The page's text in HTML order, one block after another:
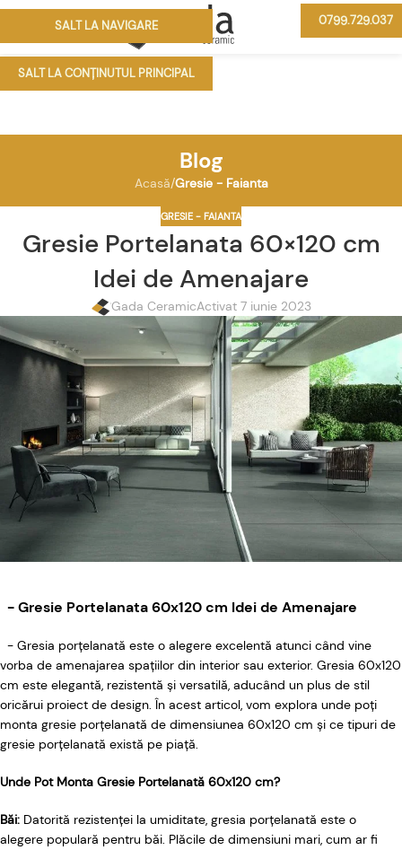
SALT LA NAVIGARE
SALT LA CONȚINUTUL PRINCIPAL
0799.729.037
Blog
Acasă/Gresie - Faianta
GRESIE - FAIANTA
Gresie Portelanata 60×120 cm
Idei de Amenajare
Gada CeramicActivat 7 iunie 2023
- Gresie Portelanata 60x120 cm Idei de Amenajare
- Gresia porțelanată este o alegere excelentă atunci când vine
vorba de amenajarea spațiilor din interior sau exterior. Gresia 60x120
cm este elegantă, rezistentă și versatilă, aducând un plus de stil
oricărui proiect de design. În acest articol, vom explora unde poți
monta gresie porțelanată de dimensiunea 60x120 cm și ce tipuri de
gresie porțelanată există pe piață.
Unde Pot Monta Gresie Portelanată 60x120 cm?
Băi: Datorită rezistenței la umiditate, gresia porțelanată este o
alegere populară pentru băi. Plăcile de dimensiuni mari, cum ar fi